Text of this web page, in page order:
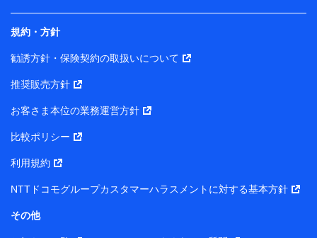
当社は株式会社NTTドコモ・フィナンシャルグループ
との間で、以下のとおり個人データを共同利用しま
す。
【共同して利用される利用データの項目】
当社または株式会社NTTドコモ・フィナンシャルグルー
の個人データ
基本情報
性、連絡先、dポイントサービスのご利用に関する情報。例
所、dポイント残高、dポイント利用履歴などが含まれます。
規約・方針
勧誘方針・保険契約の取扱いについて
推奨販売方針
お客さま本位の業務運営方針
比較ポリシー
利用規約
NTTドコモグループカスタマーハラスメントに対する基本方針
その他